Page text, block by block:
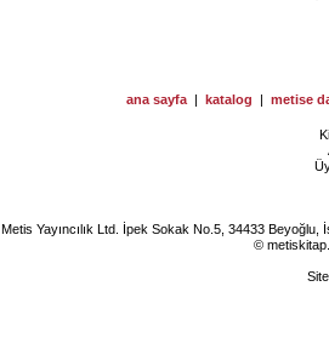
ana sayfa | katalog | metise
Metis Yayıncılık Ltd. İpek Sokak No.5, 34433
©